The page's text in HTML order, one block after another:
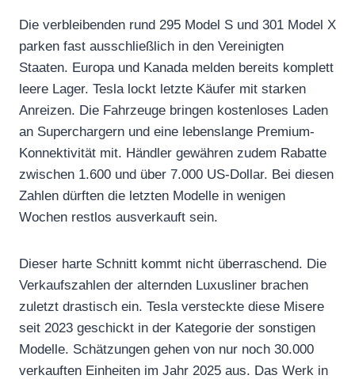
Die verbleibenden rund 295 Model S und 301 Model X
parken fast ausschließlich in den Vereinigten
Staaten. Europa und Kanada melden bereits komplett
leere Lager. Tesla lockt letzte Käufer mit starken
Anreizen. Die Fahrzeuge bringen kostenloses Laden
an Superchargern und eine lebenslange Premium-
Konnektivität mit. Händler gewähren zudem Rabatte
zwischen 1.600 und über 7.000 US-Dollar. Bei diesen
Zahlen dürften die letzten Modelle in wenigen
Wochen restlos ausverkauft sein.
Dieser harte Schnitt kommt nicht überraschend. Die
Verkaufszahlen der alternden Luxusliner brachen
zuletzt drastisch ein. Tesla versteckte diese Misere
seit 2023 geschickt in der Kategorie der sonstigen
Modelle. Schätzungen gehen von nur noch 30.000
verkauften Einheiten im Jahr 2025 aus. Das Werk in